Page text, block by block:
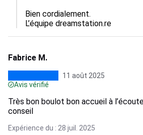
Bien cordialement.
L’équipe dreamstation.re
Fabrice M.
11 août 2025
Avis vérifié
Très bon boulot bon accueil à
conseil
Expérience du : 28 juil. 2025